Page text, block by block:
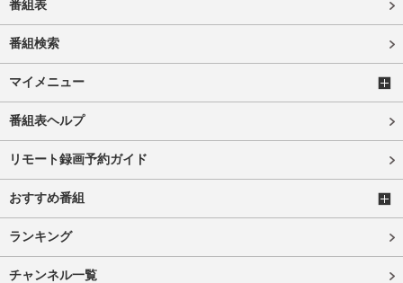
番組表
番組検索
マイメニュー
番組表ヘルプ
リモート録画予約ガイド
おすすめ番組
ランキング
チャンネル一覧